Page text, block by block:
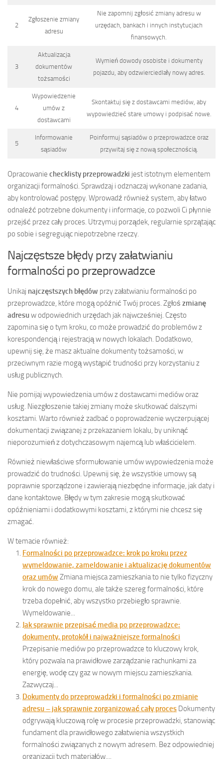
2
Zgłoszenie zmiany
adresu
Nie zapomnij zgłosić zmiany adresu w
urzędach, bankach i innych instytucjach
finansowych.
3
Aktualizacja
dokumentów
tożsamości
Wymień dowody osobiste i dokumenty
pojazdu, aby odzwierciedlały nowy adres.
4
Wypowiedzenie
umów z
dostawcami
Skontaktuj się z dostawcami mediów, aby
wypowiedzieć stare umowy i podpisać nowe.
5
Informowanie
sąsiadów
Poinformuj sąsiadów o przeprowadzce oraz
przywitaj się z nową społecznością.
Opracowanie checklisty przeprowadzki jest istotnym elementem
organizacji formalności. Sprawdzaj i odznaczaj wykonane zadania,
aby kontrolować postępy. Wprowadź również system, aby łatwo
odnaleźć potrzebne dokumenty i informacje, co pozwoli Ci płynnie
przejść przez cały proces. Utrzymuj porządek, regularnie sprzątając
po sobie i segregując niepotrzebne rzeczy.
Najczęstsze błędy przy załatwianiu
formalności po przeprowadzce
Unikaj najczęstszych błędów przy załatwianiu formalności po
przeprowadzce, które mogą opóźnić Twój proces. Zgłoś zmianę
adresuw odpowiednich urzędach jak najwcześniej. Często
zapomina się o tym kroku, co może prowadzić do problemów z
korespondencją i rejestracją w nowych lokalach. Dodatkowo,
upewnij się, że masz aktualne dokumenty tożsamości, w
przeciwnym razie mogą wystąpić trudności przy korzystaniu z
usług publicznych.
Nie pomijaj wypowiedzenia umów z dostawcami mediów oraz
usług. Niezgłoszenie takiej zmiany może skutkować dalszymi
kosztami. Warto również zadbać o poprowadzenie wyczerpującej
dokumentacji związanej z przekazaniem lokalu, by uniknąć
nieporozumień z dotychczasowym najemcą lub właścicielem.
Również niewłaściwe sformułowanie umów wypowiedzenia może
prowadzić do trudności. Upewnij się, że wszystkie umowy są
poprawnie sporządzone i zawierają niezbędne informacje, jak daty i
dane kontaktowe. Błędy w tym zakresie mogą skutkować
opóźnieniami i dodatkowymi kosztami, z którymi nie chcesz się
zmagać.
W temacie również:
Formalności po przeprowadzce: krok po kroku przez
wymeldowanie, zameldowanie i aktualizację dokumentów
oraz umów Zmiana miejsca zamieszkania to nie tylko fizyczny
krok do nowego domu, ale także szereg formalności, które
trzeba dopełnić, aby wszystko przebiegło sprawnie.
Wymeldowanie...
Jak sprawnie przepisać media po przeprowadzce:
dokumenty, protokół i najważniejsze formalności
Przepisanie mediów po przeprowadzce to kluczowy krok,
który pozwala na prawidłowe zarządzanie rachunkami za
energię, wodę czy gaz w nowym miejscu zamieszkania.
Zazwyczaj...
Dokumenty do przeprowadzki i formalności po zmianie
adresu – jak sprawnie zorganizować cały proces Dokumenty
odgrywają kluczową rolę w procesie przeprowadzki, stanowiąc
fundament dla prawidłowego załatwienia wszystkich
formalności związanych z nowym adresem. Bez odpowiedniej
organizacji tych materiałów,...